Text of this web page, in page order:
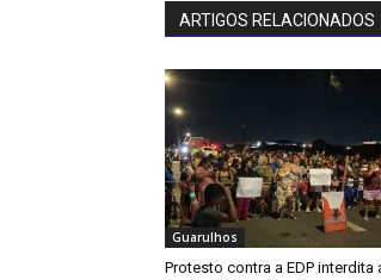
ARTIGOS RELACIONADOS
Guarulhos
Protesto contra a EDP interdita